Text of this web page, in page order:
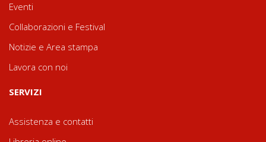
Eventi
Collaborazioni e Festival
Notizie e Area stampa
Lavora con noi
SERVIZI
Assistenza e contatti